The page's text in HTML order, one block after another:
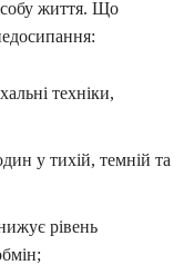
життя. Що
техніки,
у тихій, темній та
рівень